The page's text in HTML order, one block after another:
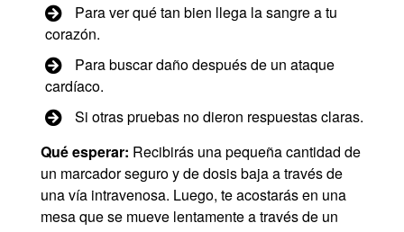
Para ver qué tan bien llega la sangre a tu
corazón.
Para buscar daño después de un ataque
cardíaco.
Si otras pruebas no dieron respuestas claras.
Qué esperar: Recibirás una pequeña cantidad de
un marcador seguro y de dosis baja a través de
una vía intravenosa. Luego, te acostarás en una
mesa que se mueve lentamente a través de un